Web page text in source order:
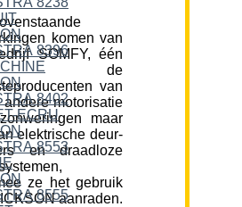
komen van
SOMFY, één
de
van
andere motorisatie
maar
elektrische deur-
en draadloze
ze het gebruik
aanraden.